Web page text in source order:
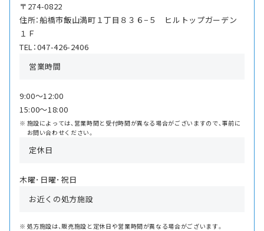
〒274-0822
住所：船橋市飯山満町１丁目８３６−５ ヒルトップガーデン
１Ｆ
TEL：047-426-2406
営業時間
9:00〜12:00
15:00〜18:00
施設によっては、営業時間と受付時間が異なる場合がございますので、事前に
お問い合わせください。
定休日
木曜･日曜･祝日
お近くの処方施設
処方施設は、販売施設と定休日や営業時間が異なる場合がございます。